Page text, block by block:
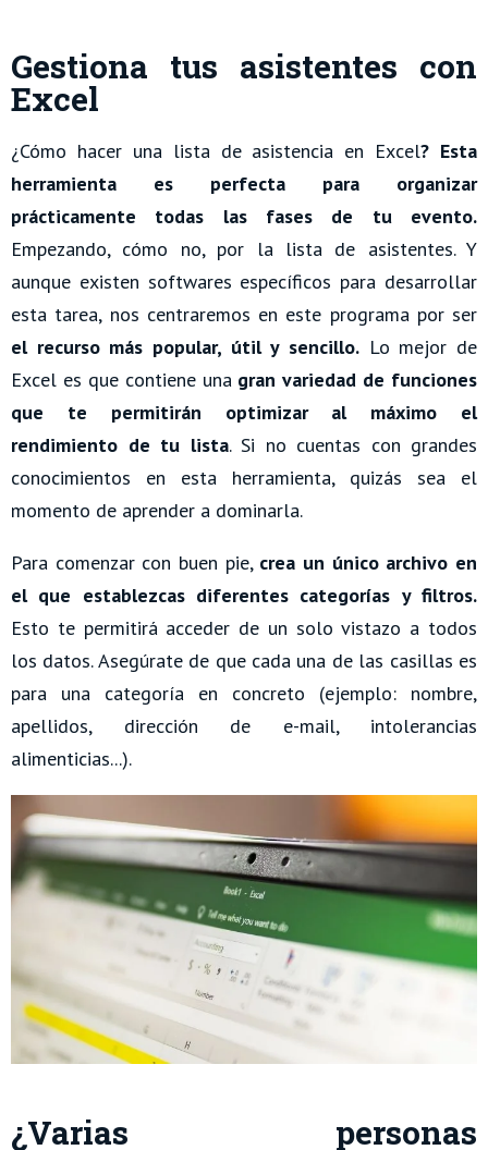
Gestiona tus asistentes con
Excel
¿Cómo hacer una lista de asistencia en Excel? Esta
herramienta es perfecta para organizar
prácticamente todas las fases de tu evento.
Empezando, cómo no, por la lista de asistentes. Y
aunque existen softwares específicos para desarrollar
esta tarea, nos centraremos en este programa por ser
el recurso más popular, útil y sencillo. Lo mejor de
Excel es que contiene una gran variedad de funciones
que te permitirán optimizar al máximo el
rendimiento de tu lista. Si no cuentas con grandes
conocimientos en esta herramienta, quizás sea el
momento de aprender a dominarla.
Para comenzar con buen pie, crea un único archivo en
el que establezcas diferentes categorías y filtros.
Esto te permitirá acceder de un solo vistazo a todos
los datos. Asegúrate de que cada una de las casillas es
para una categoría en concreto (ejemplo: nombre,
apellidos, dirección de e-mail, intolerancias
alimenticias...).
¿Varias personas